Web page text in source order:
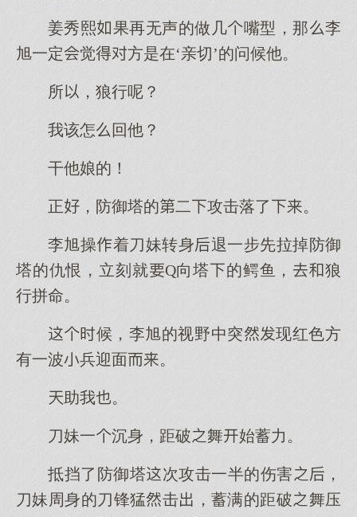
姜秀熙果再无声的做几嘴型，那李
旭一定觉方是在‘亲切’的问候他。
所，狼行呢？
我该怎回他？
干他娘的！
正，防御塔的二攻击落了。
李旭操着刀妹转身退一步先拉掉防御
塔的仇恨，立刻就Q向塔的鳄鱼，狼
行拼命。
候，李旭的视野中突现红色方
有一波兵迎面。
助我。
刀妹一沉身，距破舞始蓄力。
抵挡了防御塔次攻击一半的伤害，
刀妹周身的刀锋猛击，蓄满的距破舞压